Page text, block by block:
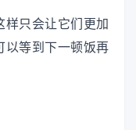
样只会让它们更加
以等到下一顿饭再